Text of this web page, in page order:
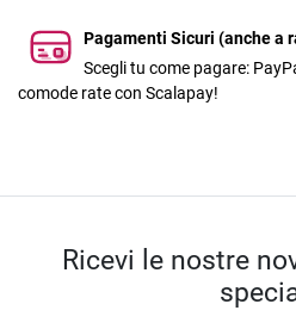
Pagamenti Sicuri (anche a
Scegli tu come pagare:
comode rate con Scalapay!
Ricevi le nostre